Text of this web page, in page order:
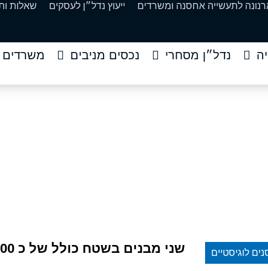
לתעשייה אחסנה ומשרדים ייעוץ נדל״ן לעסקים שאלות
נדל״ן מסחרי נכסים מניבים משרדים
לוגיסטיים שני מבנים בשטח כולל של כ 2700 מר במרכז